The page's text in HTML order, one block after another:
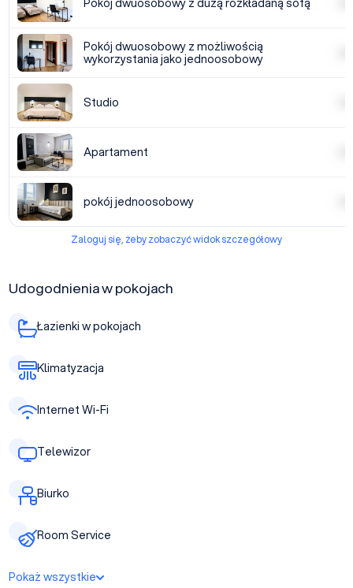
Pokój dwuosobowy z dużą rozkładaną sofą
Pokój dwuosobowy z możliwością
wykorzystania jako jednoosobowy
Studio
Apartament
pokój jednoosobowy
Zaloguj się, żeby zobaczyć widok szczegółowy
Udogodnienia w pokojach
Łazienki w pokojach
Klimatyzacja
Internet Wi-Fi
Telewizor
Biurko
Room Service
Pokaż wszystkie